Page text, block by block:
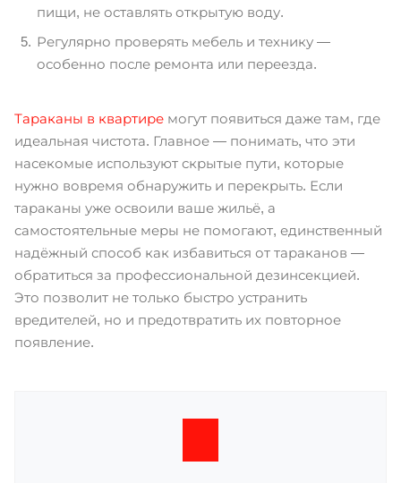
пищи, не оставлять открытую воду.
Регулярно проверять мебель и технику —
особенно после ремонта или переезда.
Тараканы в квартире могут появиться даже там, где
идеальная чистота. Главное — понимать, что эти
насекомые используют скрытые пути, которые
нужно вовремя обнаружить и перекрыть. Если
тараканы уже освоили ваше жильё, а
самостоятельные меры не помогают, единственный
надёжный способ как избавиться от тараканов —
обратиться за профессиональной дезинсекцией.
Это позволит не только быстро устранить
вредителей, но и предотвратить их повторное
появление.